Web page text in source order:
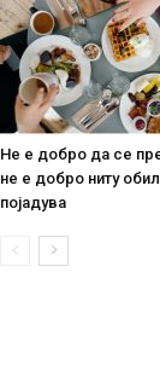
Не е добро да се
не е добро ниту
појадува